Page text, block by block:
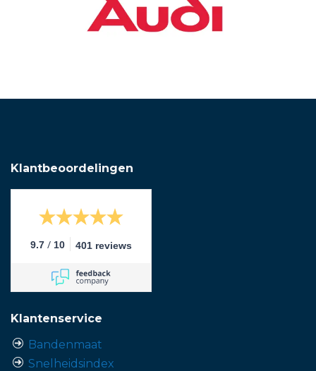
Klantbeoordelingen
9.7 / 10 401 reviews
Klantenservice
Bandenmaat
Snelheidsindex